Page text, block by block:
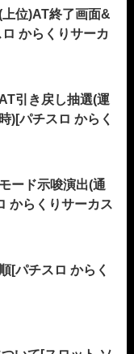
上位)AT終了画面&
からくりサーカ
引き戻し抽選(運
)[パチスロ からく
ード示唆演出(通
からくりサーカス
[パチスロ からく